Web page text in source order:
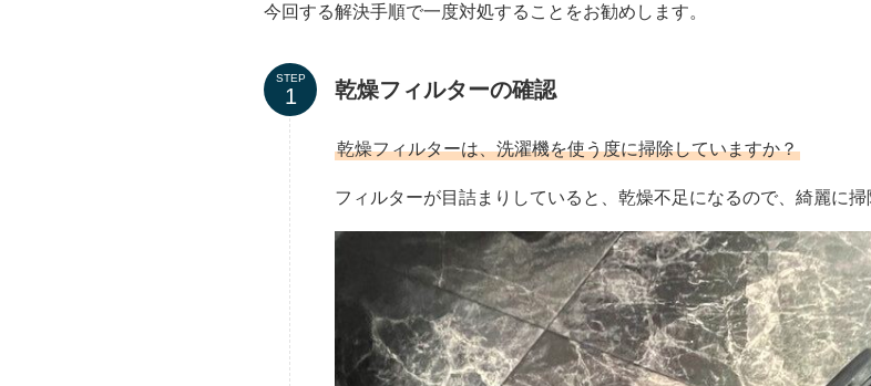
今回する解決手順で一度対処することをお勧めします。
STEP 乾燥フィルターの確認
乾燥フィルターは、洗濯機を使う度に掃除していますか？
フィルターが目詰まりしていると、乾燥不足になるので、綺麗に掃